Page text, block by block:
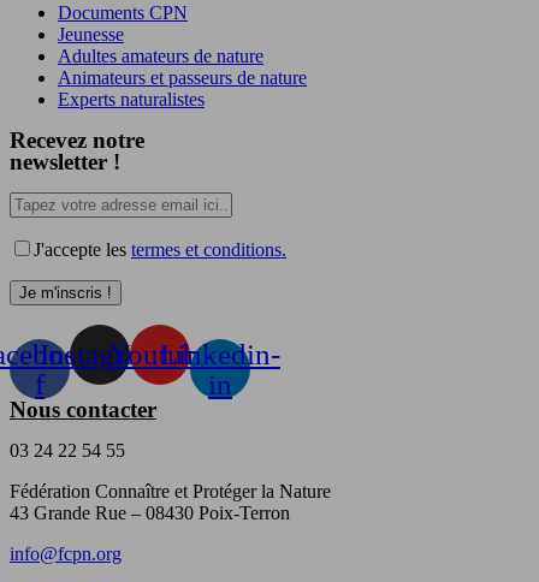
Documents CPN
Jeunesse
Adultes amateurs de nature
Animateurs et passeurs de nature
Experts naturalistes
Recevez notre
newsletter !
J'accepte les termes et conditions.
f
InstagramYoutubeLinkedin-
in
Nous contacter
03 24 22 54 55
Fédération Connaître et Protéger la Nature
43 Grande Rue – 08430 Poix-Terron
info@fcpn.org